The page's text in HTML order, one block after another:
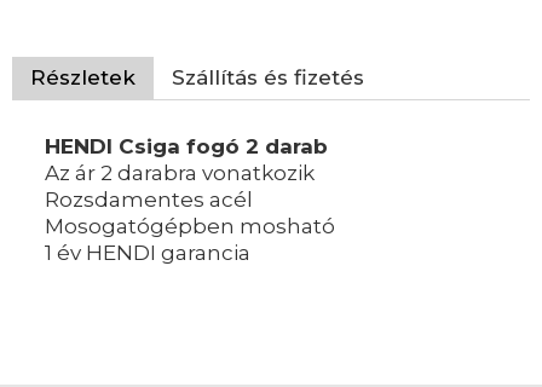
Részletek Szállítás és fizetés
HENDI Csiga fogó 2 darab
Az ár 2 darabra vonatkozik
Rozsdamentes acél
Mosogatógépben mosható
1 év HENDI garancia